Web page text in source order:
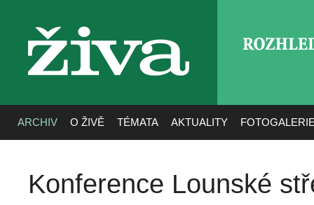
živa
ARCHIV O ŽIVĚ TÉMATA AKTUALITY
Konference Lounské